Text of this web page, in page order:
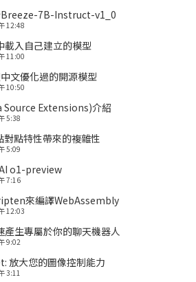
Breeze-7B-Instruct-v1_0
12:48
入自己建立的模型
11:00
文優化過的開源模型
10:50
Source Extensions)介紹
5:38
對點特性帶來的複雜性
5:09
o1-preview
7:16
來編譯WebAssembly
12:03
產生專屬於你的聊天機器人
9:02
放大您的圖像控制能力
3:11